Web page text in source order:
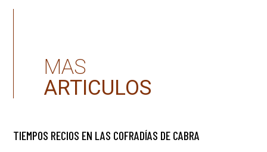
MAS
ARTICULOS
TIEMPOS RECIOS EN LAS COFRADÍAS DE CABRA